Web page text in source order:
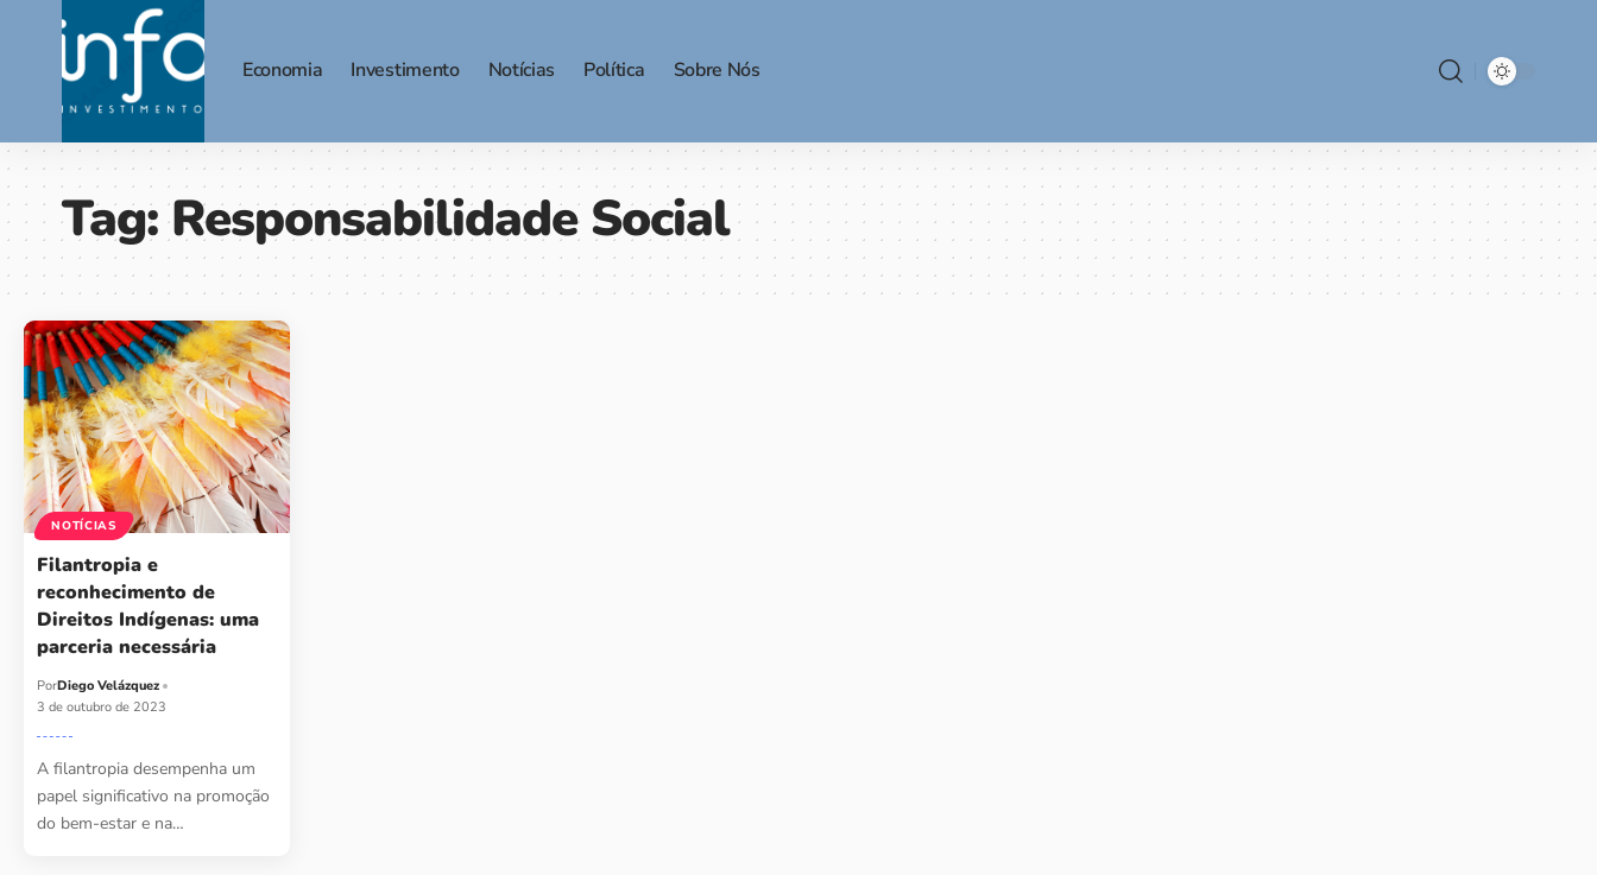
Economia Investimento Notícias Política Sobre Nós
Tag:Responsabilidade Social
NOTÍCIAS
Filantropia e
reconhecimento de
Direitos Indígenas: uma
parceria necessária
PorDiego Velázquez
3 de outubro de 2023
A filantropia desempenha um
papel significativo na promoção
do bem-estar e na…